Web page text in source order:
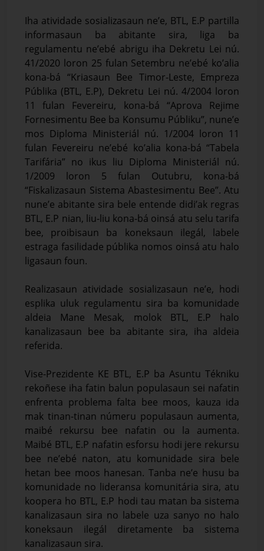
Iha atividade sosializasaun ne’e, BTL, E.P partilla
informasaun ba abitante sira, liga ba
regulamentu ne’ebé abrigu iha Dekretu Lei nú.
41/2020 loron 25 fulan Setembru ne’ebé ko’alia
kona-bá “Kriasaun Bee Timor-Leste, Empreza
Públika (BTL, E.P), Dekretu Lei nú. 4/2004 loron
11 fulan Fevereiru, kona-bá “Aprova Rejime
Fornesimentu Bee ba Konsumu Públiku”, nune’e
mos Diploma Ministeriál nú. 1/2004 loron 11
fulan Fevereiru ne’ebé ko’alia kona-bá “Tabela
Tarifária” no ikus liu Diploma Ministeriál nú.
1/2009 loron 5 fulan Outubru, kona-bá
“Fiskalizasaun Sistema Abastesimentu Bee”. Atu
nune’e abitante sira bele entende didi’ak regras
BTL, E.P nian, liu-liu kona-bá oinsá atu selu tarifa
bee, proibisaun ba koneksaun ilegál, labele
estraga fasilidade públika nomos oinsá atu halo
ligasaun foun.
Realizasaun atividade sosializasaun ne’e, hodi
esplika uluk regulamentu sira ba komunidade
aldeia Mane Mesak, molok BTL, E.P halo
kanalizasaun bee ba abitante sira, iha aldeia
referida.
Vise-Prezidente KE BTL, E.P ba Asuntu Tékniku
rekoñese iha fatin balun populasaun sei nafatin
enfrenta problema falta bee moos, kauza ida
mak tinan-tinan númeru populasaun aumenta,
maibé rekursu bee nafatin ou la aumenta.
Maibé BTL, E.P nafatin esforsu hodi jere rekursu
bee ne’ebé naton, atu komunidade sira bele
hetan bee moos hanesan. Tanba ne’e husu ba
komunidade no lideransa komunitária sira, atu
koopera ho BTL, E.P hodi tau matan ba sistema
kanalizasaun sira no labele uza sanyo no halo
koneksaun ilegál diretamente ba sistema
kanalizasaun sira.